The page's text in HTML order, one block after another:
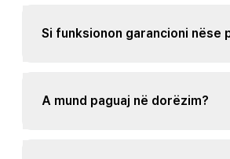
Si funksionon garancioni nëse
A mund paguaj në dorëzim?